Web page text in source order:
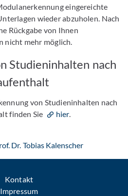
eingereichte
wieder abzuholen. Nach
Rückgabe von Ihnen
nicht mehr möglich.
Studieninhalten nach
von Studieninhalten nach
finden Sie
hier.
Dr. Tobias Kalenscher: Per E-Mail
Kontakt
Impressum